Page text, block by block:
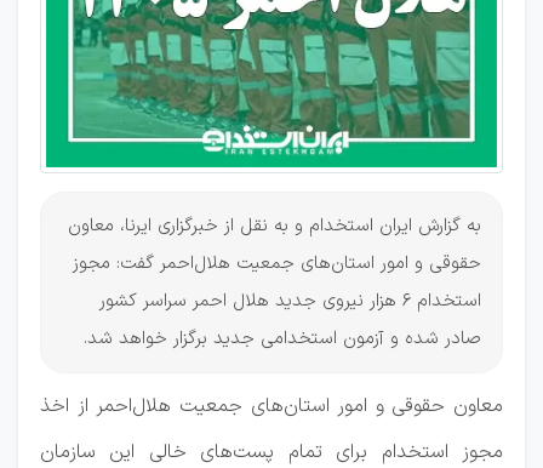
به گزارش ایران استخدام و به نقل از خبرگزاری ایرنا، معاون
حقوقی و امور استان‌های جمعیت هلال‌احمر گفت: مجوز
استخدام 6 هزار نیروی جدید هلال احمر سراسر کشور
صادر شده و آزمون استخدامی جدید برگزار خواهد شد.
معاون حقوقی و امور استان‌های جمعیت هلال‌احمر از اخذ
مجوز استخدام برای تمام پست‌های خالی این سازمان